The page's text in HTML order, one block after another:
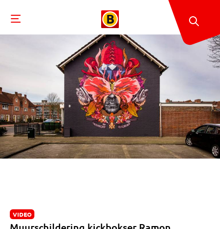
VIDEO